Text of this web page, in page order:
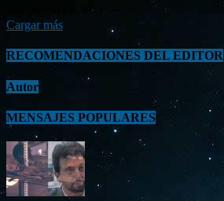
Cargar más
RECOMENDACIONES DEL EDITOR
Autor
MENSAJES POPULARES